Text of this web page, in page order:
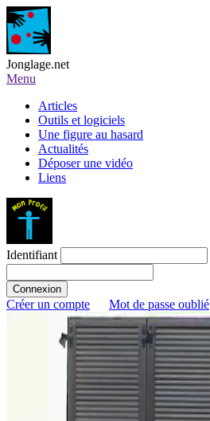
Jonglage.net
Menu
Articles
Outils et logiciels
Une figure au hasard
Actualités
Déposer une vidéo
Liens
Identifiant
Créer un compte Mot de passe oublié